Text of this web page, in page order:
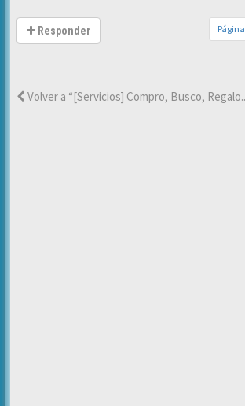
Responder Página
Volver a “[Servicios] Compro, Busco,